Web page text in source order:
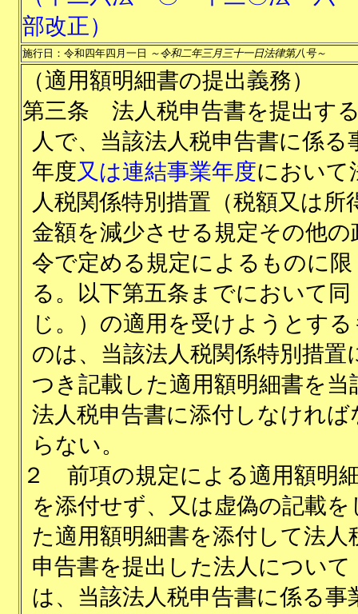
部改正）
施行日：令和四年四月一日 ～令和二年三月三十一日法律第八号～
（適用額明細書の提出義務）
第三条
法人税申告書を提出す
人で、当該法人税申告書に係る
年度又は連結事業年度において
人税関係特別措置（税額又は所
金額を減少させる規定その他の
令で定める規定によるものに限
る。以下第五条までにおいて同
じ。）の適用を受けようとする
のは、当該法人税関係特別措置
つき記載した適用額明細書を当
法人税申告書に添付しなければ
らない。
２
前項の規定による適用額明
を添付せず、又は虚偽の記載を
た適用額明細書を添付して法人
申告書を提出した法人について
は、当該法人税申告書に係る事